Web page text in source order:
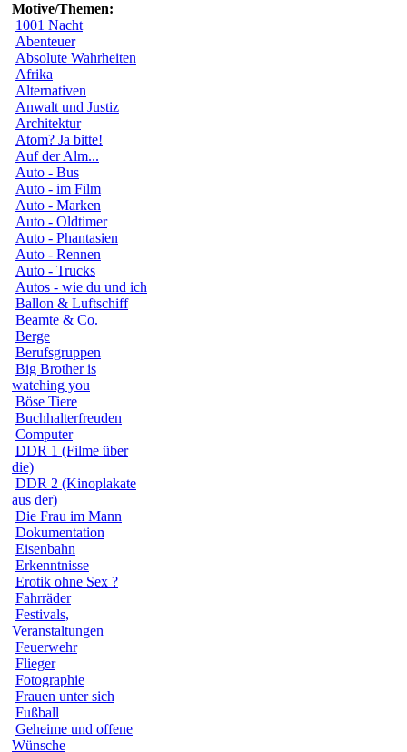
Motive/Themen:
1001 Nacht
Abenteuer
Absolute Wahrheiten
Afrika
Alternativen
Anwalt und Justiz
Architektur
Atom? Ja bitte!
Auf der Alm...
Auto - Bus
Auto - im Film
Auto - Marken
Auto - Oldtimer
Auto - Phantasien
Auto - Rennen
Auto - Trucks
Autos - wie du und ich
Ballon & Luftschiff
Beamte & Co.
Berge
Berufsgruppen
Big Brother is
watching you
Böse Tiere
Buchhalterfreuden
Computer
DDR 1 (Filme über
die)
DDR 2 (Kinoplakate
aus der)
Die Frau im Mann
Dokumentation
Eisenbahn
Erkenntnisse
Erotik ohne Sex ?
Fahrräder
Festivals,
Veranstaltungen
Feuerwehr
Flieger
Fotographie
Frauen unter sich
Fußball
Geheime und offene
Wünsche